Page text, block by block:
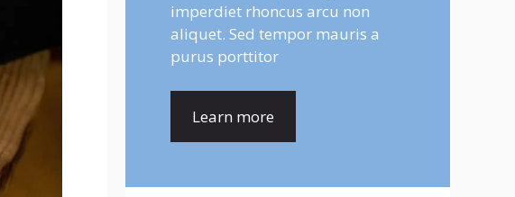
imperdiet rhoncus arcu non
aliquet. Sed tempor mauris a
purus porttitor
Learn more